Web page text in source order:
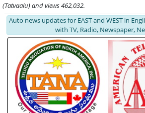
(Tatvaalu) and views 462,032.
Auto news updates for EAST and WEST in
with TV, Radio, Newspaper,